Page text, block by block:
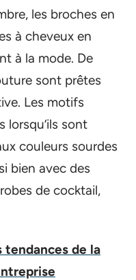
les broches en
à cheveux en
à la mode. De
sont prêtes
Les motifs
lorsqu’ils sont
couleurs sourdes
bien avec des
de cocktail,
tendances de la